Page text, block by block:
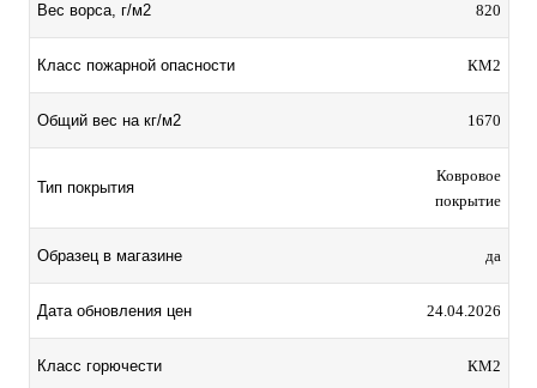
Вес ворса, г/м2 820
Класс пожарной опасности КМ2
Общий вес на кг/м2 1670
Тип покрытия
Ковровое
покрытие
Образец в магазине да
Дата обновления цен 24.04.2026
Класс горючести КМ2